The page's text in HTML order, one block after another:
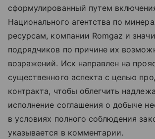
сформулированный путем
Национального агентства по
ресурсам, компании Romgaz и
подрядчиков по причине их
возражений. Иск направлен на
существенного аспекта с целью
контракта, чтобы облегчить
исполнение соглашения о добыче
в условиях полного соблюдения
указывается в комментарии.